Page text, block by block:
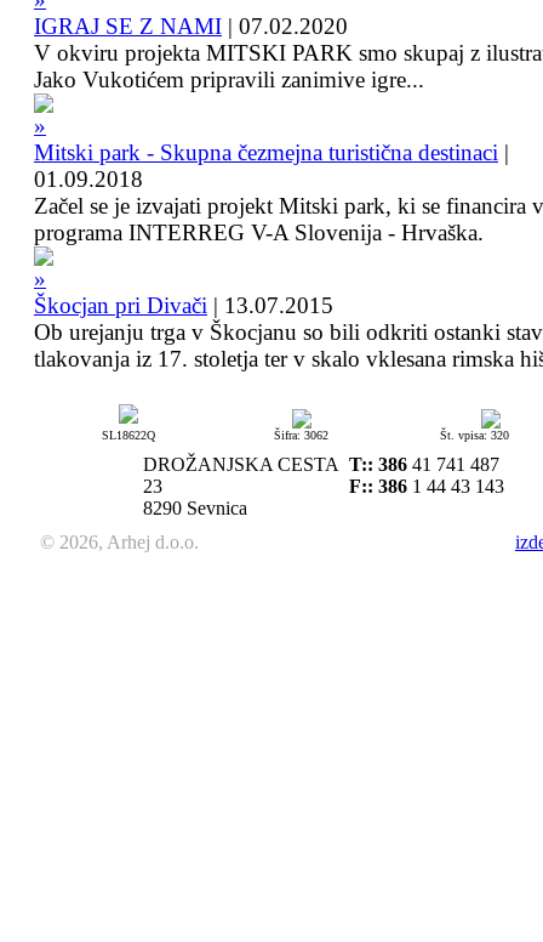
IGRAJ SE Z NAMI | 07.02.2020
V okviru projekta MITSKI PARK smo skupaj z
Jako Vukotićem pripravili zanimive igre...
Mitski park - Skupna čezmejna turistična destinaci |
01.09.2018
Začel se je izvajati projekt Mitski park, ki se financira
programa INTERREG V-A Slovenija - Hrvaška.
Škocjan pri Divači | 13.07.2015
Ob urejanju trga v Škocjanu so bili odkriti ostanki
tlakovanja iz 17. stoletja ter v skalo vklesana rimska
SL18622Q Šifra: 3062 Št. vpisa: 320
DROŽANJSKA CESTA
23
8290 Sevnica
T:: 386 41 741 487
F:: 386 1 44 43 143
© 2026, Arhej d.o.o.